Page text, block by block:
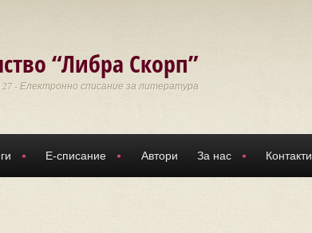
“Либра Скорп”
- Електронно списание за литература
Е-списание Автори За нас Контакти